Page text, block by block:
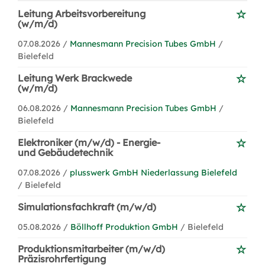
Leitung Arbeitsvorbereitung
(w/m/d)
07.08.2026 / Mannesmann Precision Tubes GmbH /
Bielefeld
Leitung Werk Brackwede
(w/m/d)
06.08.2026 / Mannesmann Precision Tubes GmbH /
Bielefeld
Elektroniker (m/w/d) - Energie-
und Gebäudetechnik
07.08.2026 / plusswerk GmbH Niederlassung Bielefeld
/ Bielefeld
Simulationsfachkraft (m/w/d)
05.08.2026 / Böllhoff Produktion GmbH / Bielefeld
Produktionsmitarbeiter (m/w/d)
Präzisrohrfertigung